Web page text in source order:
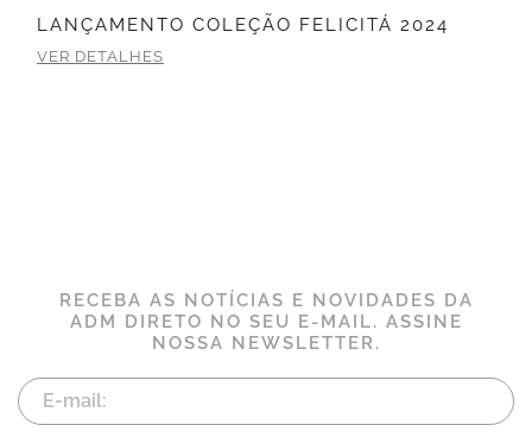
LANÇAMENTO COLEÇÃO FELICITÁ 2024
VER DETALHES
RECEBA AS NOTÍCIAS E NOVIDADES DA
ADM DIRETO NO SEU E-MAIL. ASSINE
NOSSA NEWSLETTER.